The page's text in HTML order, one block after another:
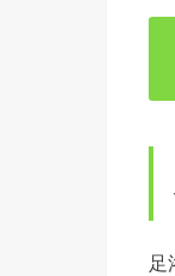
足